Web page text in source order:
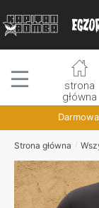
to
to
strona
główna
Strona główna /